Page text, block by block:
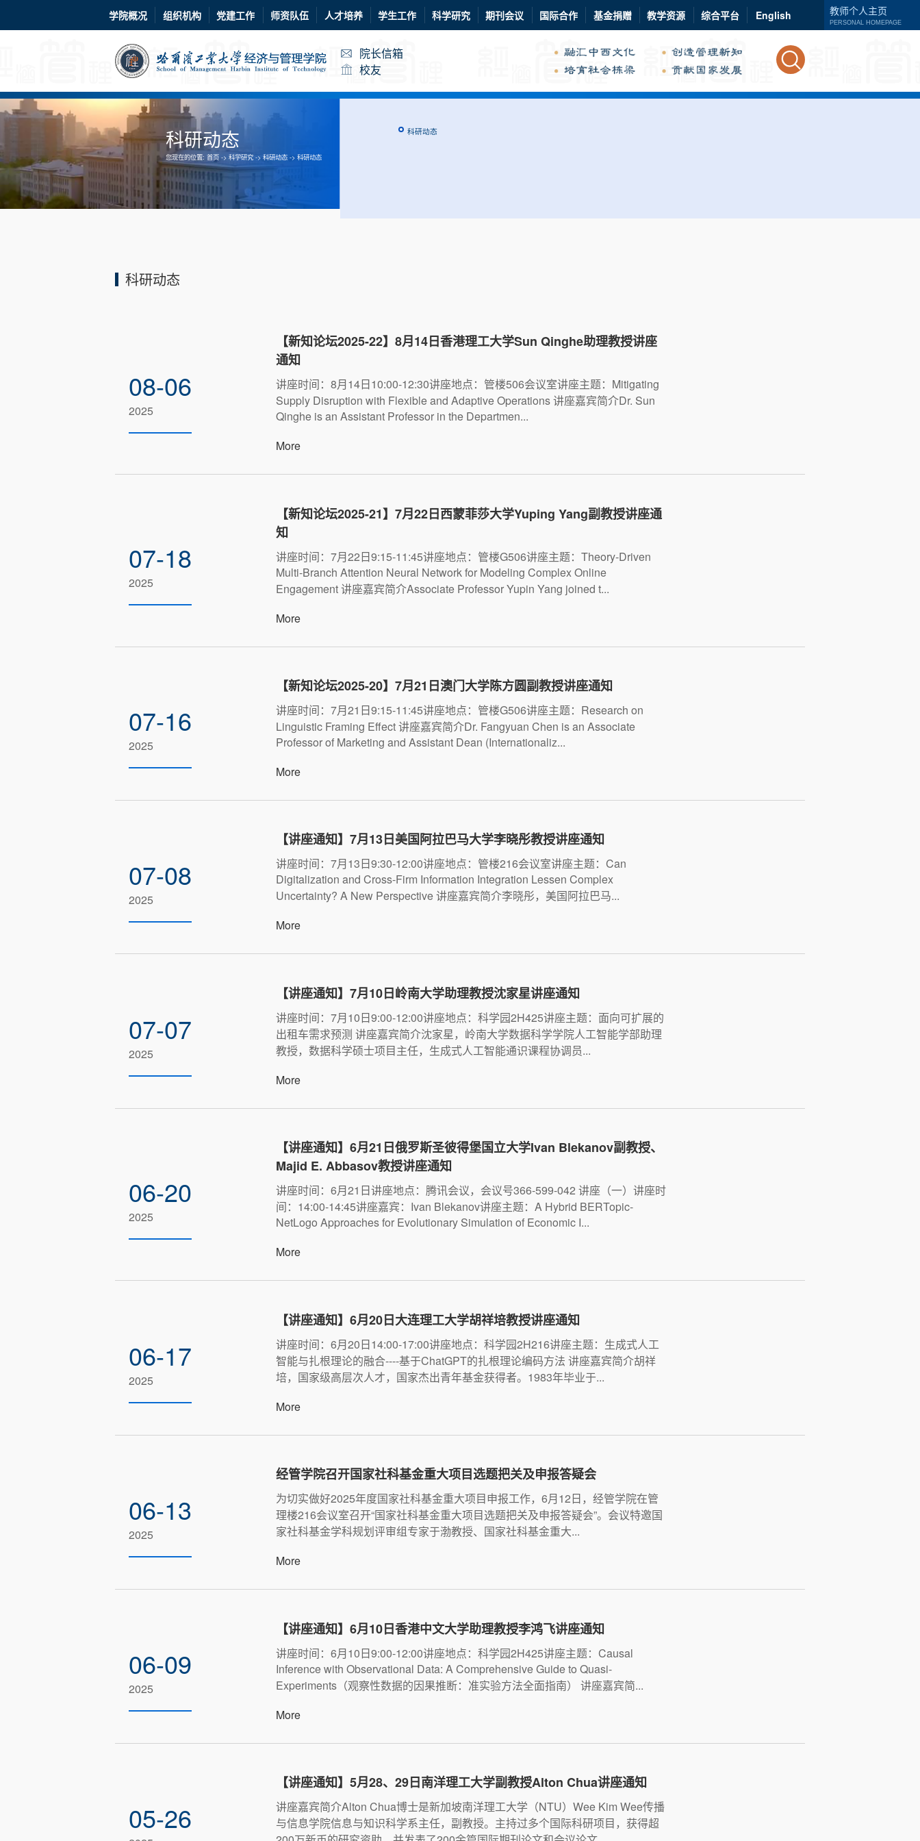
学院概况 组织机构 党建工作 师资队伍 人才培养 学生工作 科学研究 期刊会议 国际合作 基金捐赠 教学资源 综合平台 English 教师个人主页
PERSONAL HOMEPAGE
院长信箱
校友
科研动态
您现在的位置:首页 ->科学研究 ->科研动态 ->科研动态
科研动态
科研动态
08-06
2025
【新知论坛2025-22】8月14日香港理工大学Sun Qinghe助理教授讲座
通知
讲座时间：8月14日10:00-12:30讲座地点：管楼506会议室讲座主题：Mitigating
Supply Disruption with Flexible and Adaptive Operations 讲座嘉宾简介Dr. Sun
Qinghe is an Assistant Professor in the Departmen...
More
07-18
2025
【新知论坛2025-21】7月22日西蒙菲莎大学Yuping Yang副教授讲座通
知
讲座时间：7月22日9:15-11:45讲座地点：管楼G506讲座主题：Theory-Driven
Multi-Branch Attention Neural Network for Modeling Complex Online
Engagement 讲座嘉宾简介Associate Professor Yupin Yang joined t...
More
07-16
2025
【新知论坛2025-20】7月21日澳门大学陈方圆副教授讲座通知
讲座时间：7月21日9:15-11:45讲座地点：管楼G506讲座主题：Research on
Linguistic Framing Effect 讲座嘉宾简介Dr. Fangyuan Chen is an Associate
Professor of Marketing and Assistant Dean (Internationaliz...
More
07-08
2025
【讲座通知】7月13日美国阿拉巴马大学李晓彤教授讲座通知
讲座时间：7月13日9:30-12:00讲座地点：管楼216会议室讲座主题：Can
Digitalization and Cross-Firm Information Integration Lessen Complex
Uncertainty? A New Perspective 讲座嘉宾简介李晓彤，美国阿拉巴马...
More
07-07
2025
【讲座通知】7月10日岭南大学助理教授沈家星讲座通知
讲座时间：7月10日9:00-12:00讲座地点：科学园2H425讲座主题：面向可扩展的
出租车需求预测 讲座嘉宾简介沈家星，岭南大学数据科学学院人工智能学部助理
教授，数据科学硕士项目主任，生成式人工智能通识课程协调员...
More
06-20
2025
【讲座通知】6月21日俄罗斯圣彼得堡国立大学Ivan Blekanov副教授、
Majid E. Abbasov教授讲座通知
讲座时间：6月21日讲座地点：腾讯会议，会议号366-599-042 讲座（一）讲座时
间：14:00-14:45讲座嘉宾：Ivan Blekanov讲座主题：A Hybrid BERTopic-
NetLogo Approaches for Evolutionary Simulation of Economic I...
More
06-17
2025
【讲座通知】6月20日大连理工大学胡祥培教授讲座通知
讲座时间：6月20日14:00-17:00讲座地点：科学园2H216讲座主题：生成式人工
智能与扎根理论的融合----基于ChatGPT的扎根理论编码方法 讲座嘉宾简介胡祥
培，国家级高层次人才，国家杰出青年基金获得者。1983年毕业于...
More
06-13
2025
经管学院召开国家社科基金重大项目选题把关及申报答疑会
为切实做好2025年度国家社科基金重大项目申报工作，6月12日，经管学院在管
理楼216会议室召开“国家社科基金重大项目选题把关及申报答疑会”。会议特邀国
家社科基金学科规划评审组专家于渤教授、国家社科基金重大...
More
06-09
2025
【讲座通知】6月10日香港中文大学助理教授李鸿飞讲座通知
讲座时间：6月10日9:00-12:00讲座地点：科学园2H425讲座主题：Causal
Inference with Observational Data: A Comprehensive Guide to Quasi-
Experiments（观察性数据的因果推断：准实验方法全面指南） 讲座嘉宾简...
More
05-26
【讲座通知】5月28、29日南洋理工大学副教授Alton Chua讲座通知
讲座嘉宾简介Alton Chua博士是新加坡南洋理工大学（NTU）Wee Kim Wee传播
与信息学院信息与知识科学系主任，副教授。主持过多个国际科研项目，获得超